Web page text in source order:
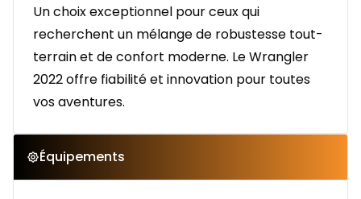
Un choix exceptionnel pour ceux qui
recherchent un mélange de robustesse tout-
terrain et de confort moderne. Le Wrangler
2022 offre fiabilité et innovation pour toutes
vos aventures.
Équipements